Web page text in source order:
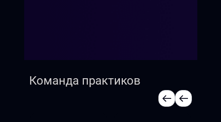
Команда практиков